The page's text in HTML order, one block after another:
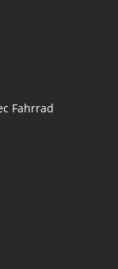
Fahrrad